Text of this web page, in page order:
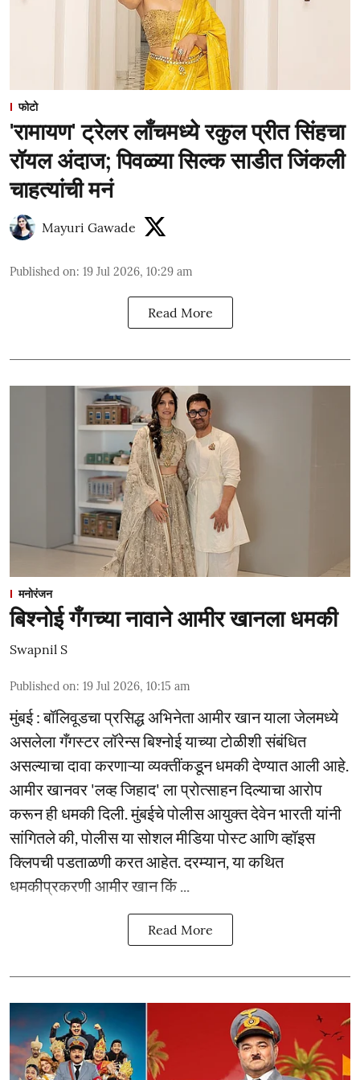
फोटो
'रामायण' ट्रेलर लाँचमध्ये रकुल प्रीत सिंहचा
रॉयल अंदाज; पिवळ्या सिल्क साडीत जिंकली
चाहत्यांची मनं
Mayuri Gawade
Published on: 19 Jul 2026, 10:29 am
Read More
मनोरंजन
बिश्नोई गँगच्या नावाने आमीर खानला धमकी
Swapnil S
Published on: 19 Jul 2026, 10:15 am
मुंबई : बॉलिवूडचा प्रसिद्ध अभिनेता आमीर खान याला जेलमध्ये
असलेला गँगस्टर लॉरेन्स बिश्नोई याच्या टोळीशी संबंधित
असल्याचा दावा करणाऱ्या व्यक्तींकडून धमकी देण्यात आली आहे.
आमीर खानवर 'लव्ह जिहाद' ला प्रोत्साहन दिल्याचा आरोप
करून ही धमकी दिली. मुंबईचे पोलीस आयुक्त देवेन भारती यांनी
सांगितले की, पोलीस या सोशल मीडिया पोस्ट आणि व्हॉइस
क्लिपची पडताळणी करत आहेत. दरम्यान, या कथित
धमकीप्रकरणी आमीर खान किं ...
Read More